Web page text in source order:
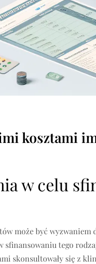
kosztami
w celu
może być wyzwaniem
tego
skonsultowały się z